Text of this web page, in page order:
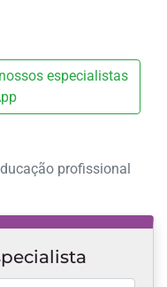
especialistas
profissional